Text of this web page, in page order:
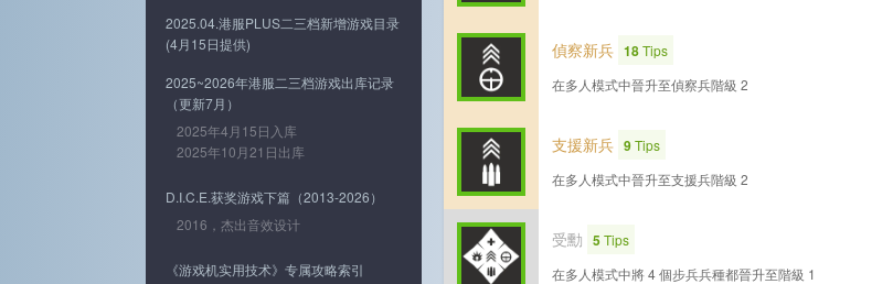
偵察新兵 18Tips
在多人模式中晉升至偵察兵階級 2
支援新兵 9Tips
在多人模式中晉升至支援兵階級 2
受勳 5Tips
在多人模式中將 4 個步兵兵種都晉升至階級 1
2025.04.港服PLUS二三档新增游戏目录
(4月15日提供)
2025~2026年港服二三档游戏出库记录
（更新7月）
2025年4月15日入库
2025年10月21日出库
D.I.C.E.获奖游戏下篇（2013-2026）
2016，杰出音效设计
《游戏机实用技术》专属攻略索引